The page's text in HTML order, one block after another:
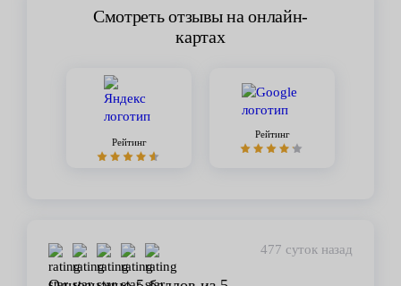
Смотреть отзывы на онлайн-
картах
Рейтинг
Рейтинг
448 суток назад